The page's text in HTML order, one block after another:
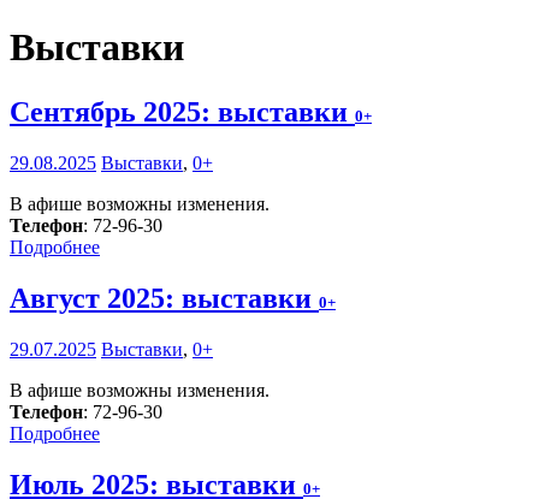
Выставки
Сентябрь 2025: выставки 0+
29.08.2025 Выставки, 0+
В афише возможны изменения.
Телефон: 72-96-30
Подробнее
Август 2025: выставки 0+
29.07.2025 Выставки, 0+
В афише возможны изменения.
Телефон: 72-96-30
Подробнее
Июль 2025: выставки 0+